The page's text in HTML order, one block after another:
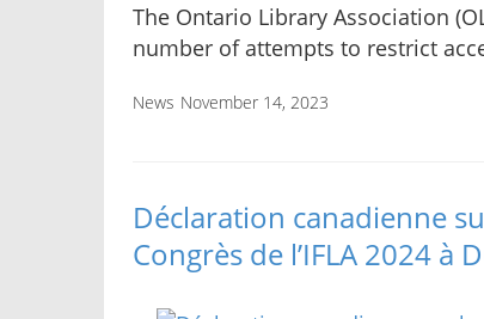
The Ontario Library Association
number of attempts to restrict
News November 14, 2023
Déclaration canadienne
Congrès de l’IFLA 2024 à